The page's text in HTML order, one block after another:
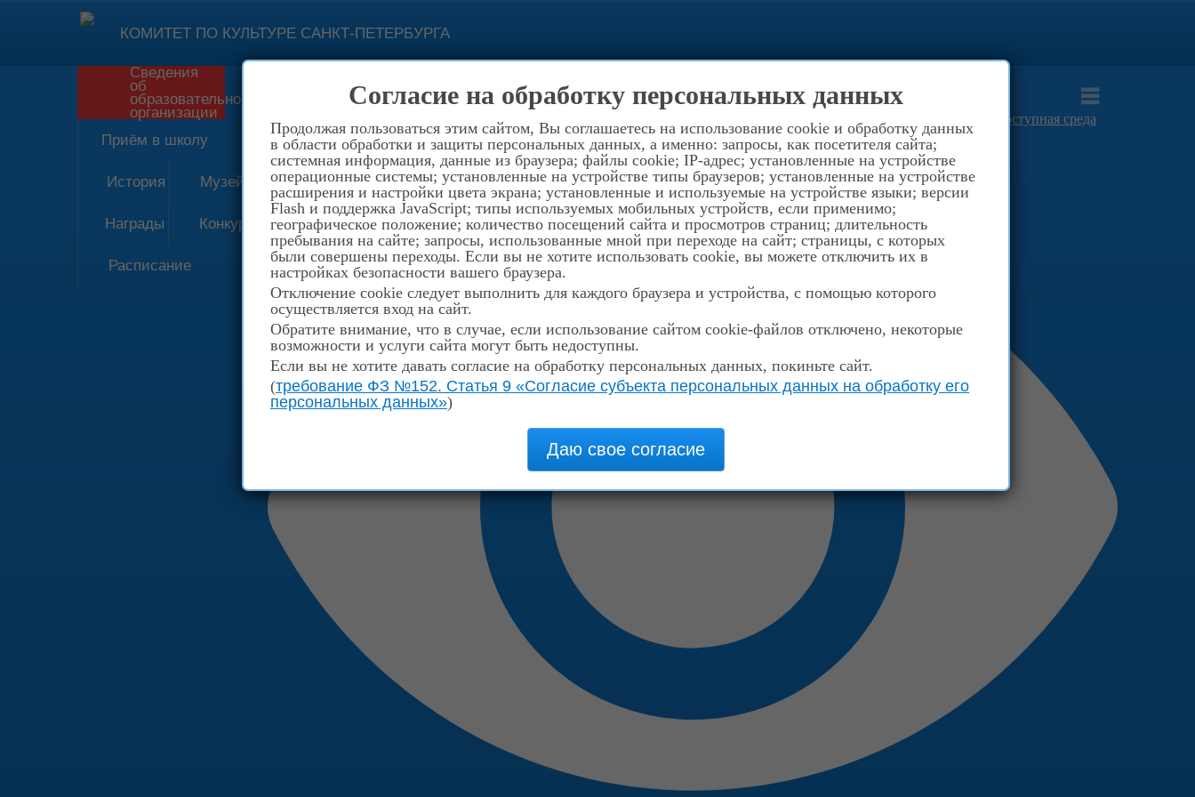
Согласие на обработку персональных данных
Продолжая пользоваться этим сайтом, Вы соглашаетесь на использование cookie и обработку данных
в области обработки и защиты персональных данных, а именно: запросы, как посетителя сайта;
системная информация, данные из браузера; файлы cookie; IP-адрес; установленные на устройстве
операционные системы; установленные на устройстве типы браузеров; установленные на устройстве
расширения и настройки цвета экрана; установленные и используемые на устройстве языки; версии
Flash и поддержка JavaScript; типы используемых мобильных устройств, если применимо;
географическое положение; количество посещений сайта и просмотров страниц; длительность
пребывания на сайте; запросы, использованные мной при переходе на сайт; страницы, с которых
были совершены переходы. Если вы не хотите использовать cookie, вы можете отключить их в
настройках безопасности вашего браузера.
Отключение cookie следует выполнить для каждого браузера и устройства, с помощью которого
осуществляется вход на сайт.
Обратите внимание, что в случае, если использование сайтом cookie-файлов отключено, некоторые
возможности и услуги сайта могут быть недоступны.
Если вы не хотите давать согласие на обработку персональных данных, покиньте сайт.
(требование ФЗ №152. Статья 9 «Согласие субъекта персональных данных на обработку его
персональных данных»)
КОМИТЕТ ПО КУЛЬТУРЕ САНКТ-ПЕТЕРБУРГА
Форма обратной связи Контакты
8-921-957-94-66
194352, Санкт-Петербург, пр.Просвещения д.40
Доступная среда
Сведения
об
образовательной
организации
Приём в школу
История Музей
Награды Конкурсы
Расписание